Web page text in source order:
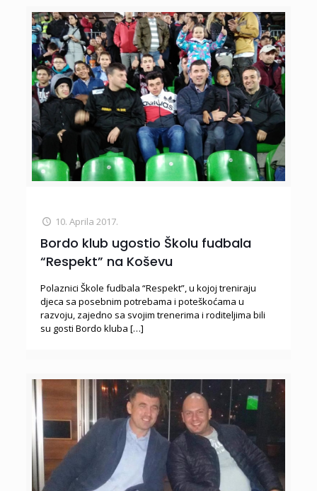
10. Aprila 2017.
Bordo klub ugostio Školu fudbala
“Respekt” na Koševu
Polaznici Škole fudbala “Respekt”, u kojoj treniraju
djeca sa posebnim potrebama i poteškoćama u
razvoju, zajedno sa svojim trenerima i roditeljima bili
su gosti Bordo kluba […]